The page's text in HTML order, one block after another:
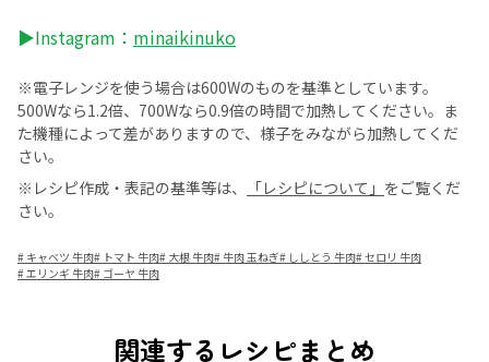
▶Instagram： minaikinuko
※電子レンジを使う場合は600Wのものを基準としています。
500Wなら1.2倍、700Wなら0.9倍の時間で加熱してください。ま
た機種によって差がありますので、様子をみながら加熱してくだ
さい。
※レシピ作成・表記の基準等は、
「レシピについて」 をご覧くだ
さい。
# キャベツ 牛肉# トマト 牛肉# 大根 牛肉#牛肉 玉ねぎ# ししとう 牛肉#セロリ 牛肉
#エリンギ 牛肉# ゴーヤ 牛肉
関連するレシピまとめ